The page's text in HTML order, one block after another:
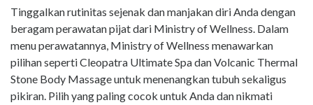
Tinggalkan rutinitas sejenak dan manjakan diri Anda dengan
beragam perawatan pijat dari Ministry of Wellness. Dalam
menu perawatannya, Ministry of Wellness menawarkan
pilihan seperti Cleopatra Ultimate Spa dan Volcanic Thermal
Stone Body Massage untuk menenangkan tubuh sekaligus
pikiran. Pilih yang paling cocok untuk Anda dan nikmati